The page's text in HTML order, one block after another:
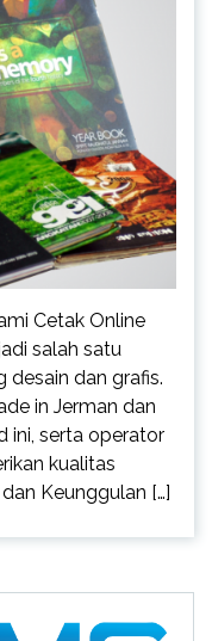
Cetak Online
salah satu
desain dan grafis.
in Jerman dan
ini, serta operator
kualitas
Keunggulan […]